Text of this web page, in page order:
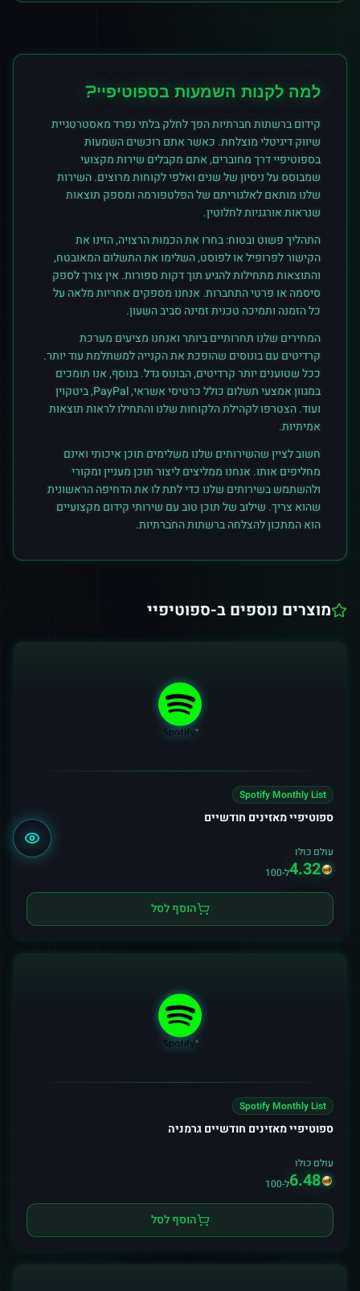
למה לקנות השמעות בספוטיפיי?
קידום ברשתות חברתיות הפך לחלק בלתי נפרד מאסטרטגיית
שיווק דיגיטלי מוצלחת. כאשר אתם רוכשיםהשמעות
בספוטיפיידרך מחוברים, אתם מקבלים שירות מקצועי
שמבוסס על ניסיון של שנים ואלפי לקוחות מרוצים. השירות
שלנו מותאם לאלגוריתם של הפלטפורמה ומספק תוצאות
שנראות אורגניות לחלוטין.
התהליך פשוט ובטוח: בחרו את הכמות הרצויה, הזינו את
הקישור לפרופיל או לפוסט, השלימו את התשלום המאובטח,
והתוצאות מתחילות להגיע תוך דקות ספורות. אין צורך לספק
סיסמה או פרטי התחברות. אנחנו מספקים אחריות מלאה על
כל הזמנה ותמיכה טכנית זמינה סביב השעון.
המחירים שלנו תחרותיים ביותר ואנחנו מציעים מערכת
קרדיטים עם בונוסים שהופכת את הקנייה למשתלמת עוד יותר.
ככל שטוענים יותר קרדיטים, הבונוס גדל. בנוסף, אנו תומכים
במגוון אמצעי תשלום כולל כרטיסי אשראי, PayPal, ביטקוין
ועוד. הצטרפו לקהילת הלקוחות שלנו והתחילו לראות תוצאות
אמיתיות.
חשוב לציין שהשירותים שלנו משלימים תוכן איכותי ואינם
מחליפים אותו. אנחנו ממליצים ליצור תוכן מעניין ומקורי
ולהשתמש בשירותים שלנו כדי לתת לו את הדחיפה הראשונית
שהוא צריך. שילוב של תוכן טוב עם שירותי קידום מקצועיים
הוא המתכון להצלחה ברשתות החברתיות.
מוצרים נוספים ב-ספוטיפיי
Spotify Monthly List
ספוטיפיי מאזינים חודשיים
עולם כולו
4.32ל-100
הוסף לסל
Spotify Monthly List
ספוטיפיי מאזינים חודשיים גרמניה
עולם כולו
6.48ל-100
הוסף לסל